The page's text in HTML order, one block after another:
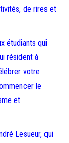
de rires et
étudiants qui
résident à
votre
le
et
Lesueur, qui